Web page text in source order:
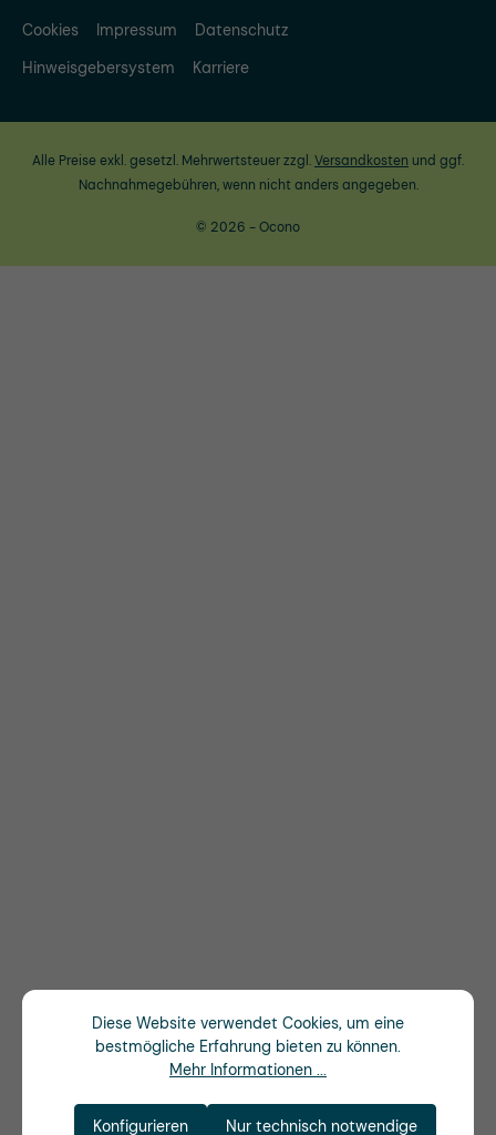
Cookies Impressum
Datenschutz
Hinweisgebersystem
Karriere
Alle Preise exkl. gesetzl. Mehrwertsteuer zzgl.Versandkosten und ggf.
Nachnahmegebühren, wenn nicht anders angegeben.
© 2026 - Ocono
Diese Website verwendet Cookies, um eine
bestmögliche Erfahrung bieten zu können.
Mehr Informationen ...
Nur technisch notwendige
Konfigurieren